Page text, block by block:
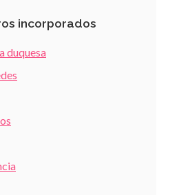
incorporados
duquesa